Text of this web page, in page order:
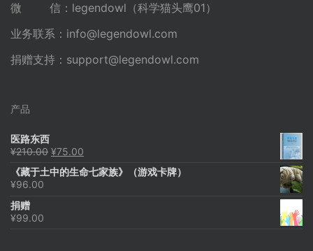
微 信：legendowl（科学猫头鹰01）
业务联系： info@legendowl.com
捐赠支持： support@legendowl.com
产品
医路东西
¥210.00 原
为：
¥75.00
价
《藏于土中的生命七家族》（游戏卡牌）
¥96.00
捐赠
¥99.00